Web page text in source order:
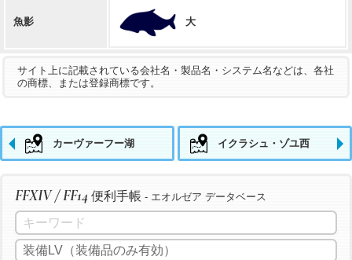
魚影 大
サイト上に記載されている会社名・製品名・システム名などは、各社
の商標、または登録商標です。
カーヴァーフー湖 イクラシュ・ゾユ西
FFXIV / FF14 便利手帳 - エオルゼア データベース